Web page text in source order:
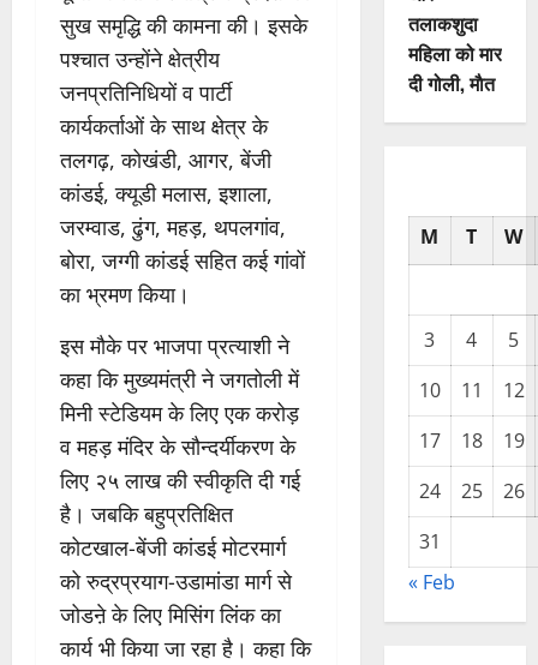
सुख समृद्धि की कामना की। इसके
पश्चात उन्होंने क्षेत्रीय
जनप्रतिनिधियों व पार्टी
कार्यकर्ताओं के साथ क्षेत्र के
तलगढ़, कोखंडी, आगर, बेंजी
कांडई, क्यूडी मलास, इशाला,
जरम्वाड, ढुंग, महड़, थपलगांव,
बोरा, जग्गी कांडई सहित कई गांवों
का भ्रमण किया।
इस मौके पर भाजपा प्रत्याशी ने
कहा कि मुख्यमंत्री ने जगतोली में
मिनी स्टेडियम के लिए एक करोड़
व महड़ मंदिर के सौन्दर्यीकरण के
लिए २५ लाख की स्वीकृति दी गई
है। जबकि बहुप्रतिक्षित
कोटखाल-बेंजी कांडई मोटरमार्ग
को रुद्रप्रयाग-उडामांडा मार्ग से
जोडऩे के लिए मिसिंग लिंक का
कार्य भी किया जा रहा है। कहा कि
तलाकशुदा
महिला को मार
दी गोली, माैत
M T W
3 4
5
10
11
12
17
18
19
24
25
26
31
« Feb